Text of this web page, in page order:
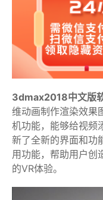
3dmax2018中文版
维动画制作渲染效果
机功能，能够给视频
新了全新的界面和功
用功能，帮助用户创
的VR体验。